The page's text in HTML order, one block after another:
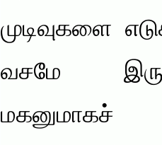
முடிவுகளை
வசமே